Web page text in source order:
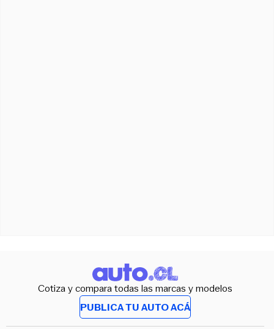
Cotiza y compara todas las marcas y modelos
PUBLICA TU AUTO ACÁ